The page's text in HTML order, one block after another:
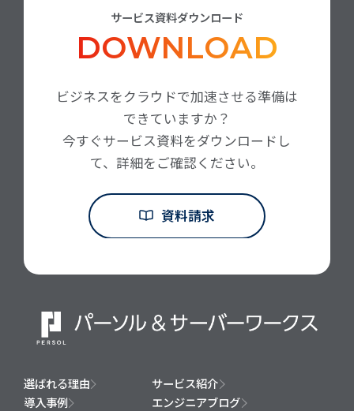
サービス資料ダウンロード
DOWNLOAD
ビジネスをクラウドで加速させる準備は
できていますか？
今すぐサービス資料をダウンロードし
て、詳細をご確認ください。
資料請求
選ばれる理由
サービス紹介
導入事例
エンジニアブログ